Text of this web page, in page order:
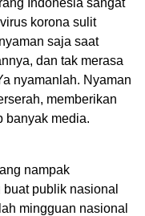
Indonesia sangat
korona sulit
saja saat
dan tak merasa
nyamanlah. Nyaman
memberikan
banyak media.
nampak
publik nasional
mingguan nasional